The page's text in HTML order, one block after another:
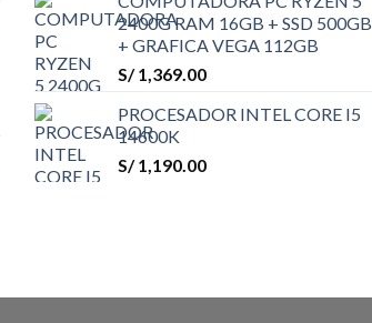
2400G RAM 16GB + SSD 500GB
+ GRAFICA VEGA 112GB
S/1,369.00
PROCESADOR INTEL CORE I5
14600K
S/1,190.00